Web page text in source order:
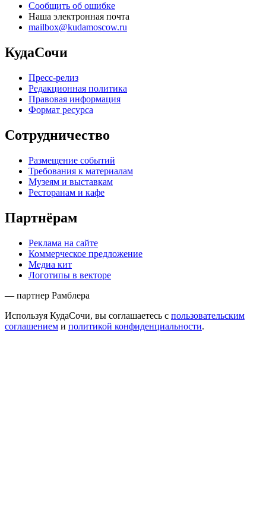
Сообщить об ошибке
Наша электронная почта
mailbox@kudamoscow.ru
КудаСочи
Пресс-релиз
Редакционная политика
Правовая информация
Формат ресурса
Сотрудничество
Размещение событий
Требования к материалам
Музеям и выставкам
Ресторанам и кафе
Партнёрам
Реклама на сайте
Коммерческое предложение
Медиа кит
Логотипы в векторе
— партнер Рамблера
Используя КудаСочи, вы соглашаетесь с пользовательским
соглашением и политикой конфиденциальности.